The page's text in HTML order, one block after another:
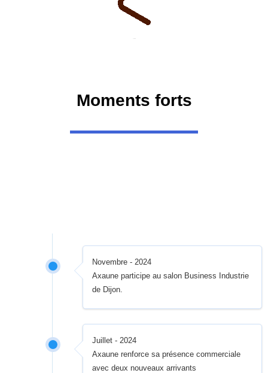
Moments forts
Novembre - 2024
Axaune participe au salon Business Industrie
de Dijon.
Juillet - 2024
Axaune renforce sa présence commerciale
avec deux nouveaux arrivants